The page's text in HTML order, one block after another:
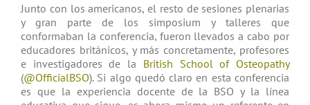
Junto con los americanos, el resto de sesiones plenarias
y gran parte de los simposium y talleres que
conformaban la conferencia, fueron llevados a cabo por
educadores británicos, y más concretamente, profesores
e investigadores de la British School of Osteopathy
(@OfficialBSO). Si algo quedó claro en esta conferencia
es que la experiencia docente de la BSO y la línea